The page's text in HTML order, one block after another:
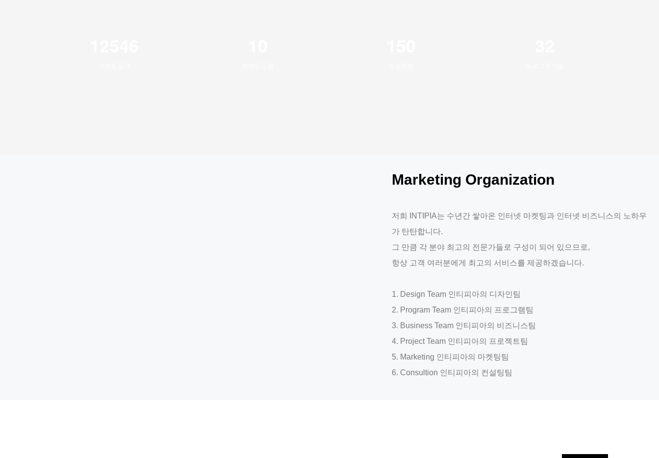
Marketing Organization
저희 INTIPIA는 수년간 쌓아온 인터넷 마켓팅과 인터넷 비즈니스의 노하우
가 탄탄합니다.
그 만큼 각 분야 최고의 전문가들로 구성이 되어 있으므로,
항상 고객 여러분에게 최고의 서비스를 제공하겠습니다.
1. Design Team 인티피아의 디자인팀
2. Program Team 인티피아의 프로그램팀
3. Business Team 인티피아의 비즈니스팀
4. Project Team 인티피아의 프로젝트팀
5. Marketing 인티피아의 마켓팅팀
6. Consultion 인티피아의 컨설팅팀